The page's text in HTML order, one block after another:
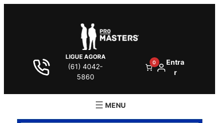
LIGUE AGORA
(61) 4042-
5860
0
Entra
r